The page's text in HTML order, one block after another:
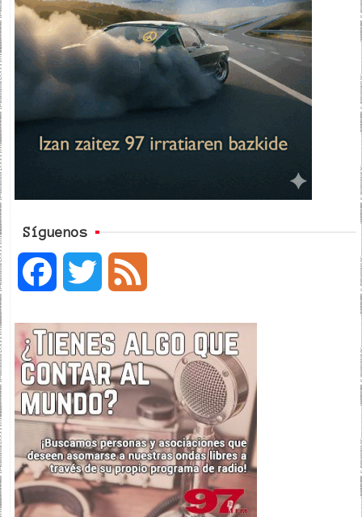
Síguenos
c
e
b
o
o
i
t
t
e
e
d